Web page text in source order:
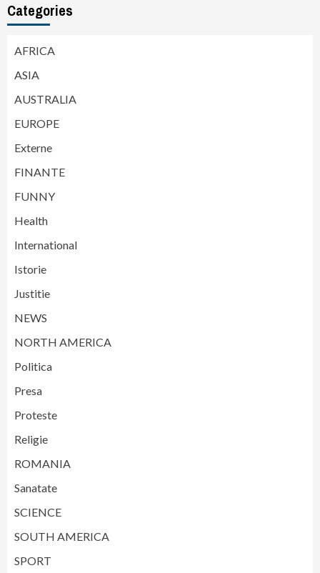
Categories
AFRICA
ASIA
AUSTRALIA
EUROPE
Externe
FINANTE
FUNNY
Health
International
Istorie
Justitie
NEWS
NORTH AMERICA
Politica
Presa
Proteste
Religie
ROMANIA
Sanatate
SCIENCE
SOUTH AMERICA
SPORT